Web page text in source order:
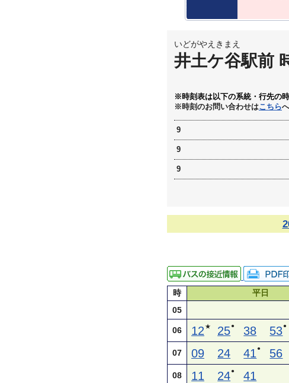
いどがやえきまえ
井土ケ谷駅前
※時刻表は以下の系統・行先の
※時刻のお問い合わせはこちらへ
9
9
9
時 平日
05
06 12 ★ 25● 38 53●
07 09 24 41 ● 56
08 11 24● 41